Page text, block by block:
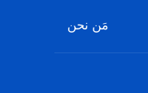
مَن نحن